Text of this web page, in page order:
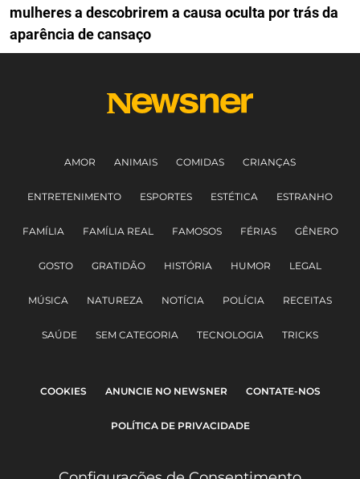
mulheres a descobrirem a causa oculta por trás da
aparência de cansaço
AMOR ANIMAIS COMIDAS CRIANÇAS
ENTRETENIMENTO ESPORTES ESTÉTICA ESTRANHO
FAMÍLIA FAMÍLIA REAL FAMOSOS FÉRIAS GÊNERO
GOSTO GRATIDÃO HISTÓRIA HUMOR LEGAL
MÚSICA NATUREZA NOTÍCIA POLÍCIA RECEITAS
SAÚDE SEM CATEGORIA TECNOLOGIA TRICKS
COOKIES ANUNCIE NO NEWSNER CONTATE-NOS
POLÍTICA DE PRIVACIDADE